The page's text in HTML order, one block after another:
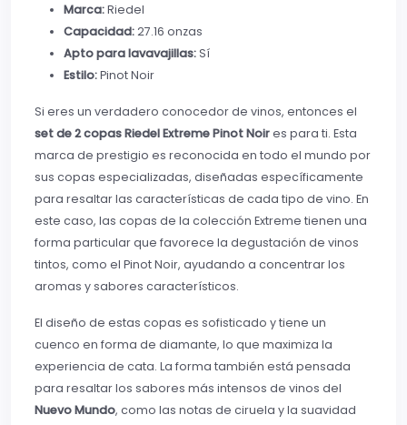
Marca:Riedel
Capacidad:27.16 onzas
Apto para lavavajillas:Sí
Estilo:Pinot Noir
Si eres un verdadero conocedor de vinos, entonces el
set de 2 copas Riedel Extreme Pinot Noires para ti. Esta
marca de prestigio es reconocida en todo el mundo por
sus copas especializadas, diseñadas específicamente
para resaltar las características de cada tipo de vino. En
este caso, las copas de la colección Extreme tienen una
forma particular que favorece la degustación de vinos
tintos, como el Pinot Noir, ayudando a concentrar los
aromas y sabores característicos.
El diseño de estas copas es sofisticado y tiene un
cuenco en forma de diamante, lo que maximiza la
experiencia de cata. La forma también está pensada
para resaltar los sabores más intensos de vinos del
Nuevo Mundo, como las notas de ciruela y la suavidad